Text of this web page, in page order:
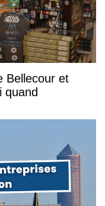
Bellecour et
quand